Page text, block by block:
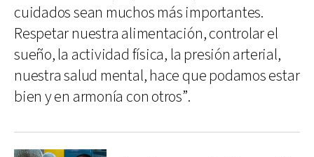
cuidados sean muchos más importantes.
Respetar nuestra alimentación, controlar el
sueño, la actividad física, la presión arterial,
nuestra salud mental, hace que podamos estar
bien y en armonía con otros”.